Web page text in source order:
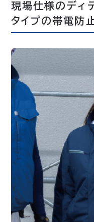
現場仕様のディ
タイプの帯電防